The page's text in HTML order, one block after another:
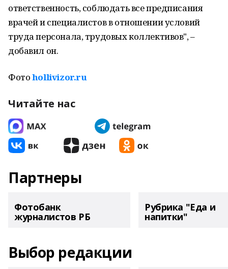
ответственность, соблюдать все предписания
врачей и специалистов в отношении условий
труда персонала, трудовых коллективов", –
добавил он.
Фотоhollivizor.ru
Читайте нас
Партнеры
Фотобанк
журналистов РБ
Рубрика "Еда и
напитки"
Выбор редакции